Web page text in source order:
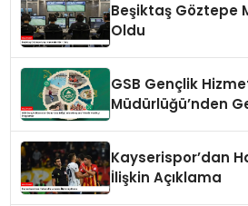
Beşiktaş Göztepe
Oldu
GSB Gençlik
Müdürlüğü’nden
Kayserispor’dan
İlişkin Açıklama